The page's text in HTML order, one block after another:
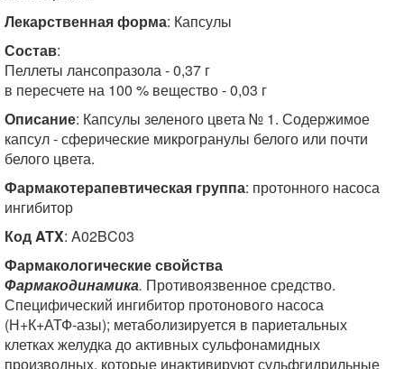
Лекарственная форма: Капсулы
Состав:
Пеллеты лансопразола - 0,37 г
в пересчете на 100 % вещество - 0,03 г
Описание: Капсулы зеленого цвета № 1. Содержимое
капсул - сферические микрогранулы белого или почти
белого цвета.
Фармакотерапевтическая группа: протонного насоса
ингибитор
Код ATX: A02BC03
Фармакологические свойства
Фармакодинамика. Противоязвенное средство.
Специфический ингибитор протонового насоса
(Н+К+АТФ-азы); метаболизируется в париетальных
клетках желудка до активных сульфонамидных
производных, которые инактивируют сульфгидрильные